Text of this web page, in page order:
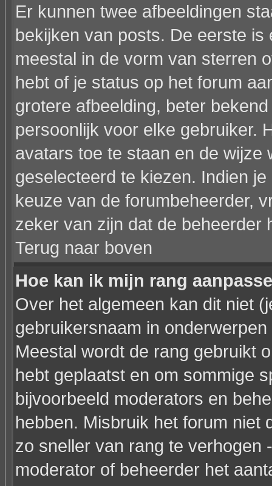
Er kunnen twee afbeeldingen
bekijken van posts. De eerste
meestal in de vorm van sterren
hebt of je status op het forum
grotere afbeelding, beter
persoonlijk voor elke gebruiker.
avatars toe te staan en de
geselecteerd te kiezen. Indien
keuze van de forumbeheerder,
zeker van zijn dat de beheerder
Terug naar boven
Hoe kan ik mijn rang
Over het algemeen kan dit niet
gebruikersnaam in
Meestal wordt de rang gebruikt
hebt geplaatst en om sommige
bijvoorbeeld moderators en
hebben. Misbruik het forum niet
zo sneller van rang te verhogen
moderator of beheerder het